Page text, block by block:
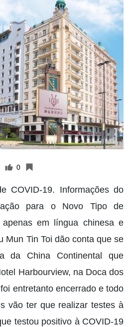
0
COVID-19. Informações do
para o Novo Tipo de
em língua chinesa e
Mun Tin Toi dão conta que se
da China Continental que
Harbourview, na Doca dos
entretanto encerrado e todo
vão ter que realizar testes à
testou positivo à COVID-19